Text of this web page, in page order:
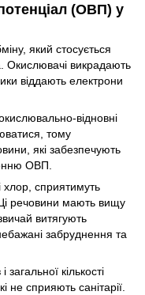
(ОВП) у
який стосується
Окислювачі викрадають
віддають електрони
відновні
тому
які забезпечують
ОВП.
хлор, сприятимуть
речовини мають вищу
витягують
забруднення та
кількості
не сприяють санітарії.